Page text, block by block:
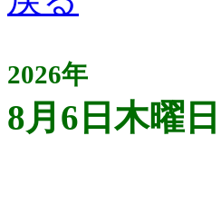
2026年
8月6日木曜日